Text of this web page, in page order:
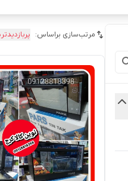
مرتب‌سازی براساس: